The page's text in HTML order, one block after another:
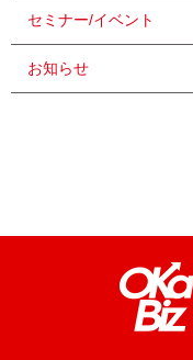
セミナー/イベント
お知らせ